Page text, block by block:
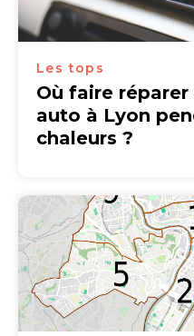
Les tops
Où faire
auto à Lyon
chaleurs ?